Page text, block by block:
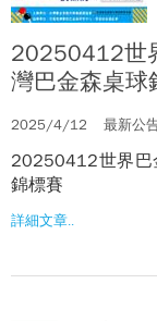
20250412世
灣巴金森桌球
2025/4/12 最新公
20250412世界巴
錦標賽
詳細文章..